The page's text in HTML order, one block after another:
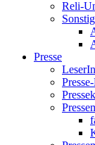
Reli-
Presse